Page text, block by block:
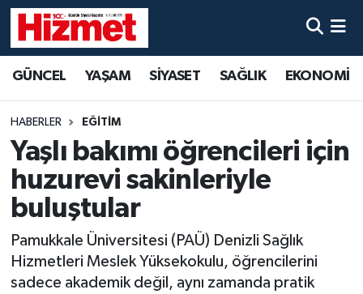
GÜNCEL YAŞAM SİYASET SAĞLIK EKONOMİ
HABERLER EĞİTİM
Yaşlı bakımı öğrencileri için
huzurevi sakinleriyle
buluştular
Pamukkale Üniversitesi (PAÜ) Denizli Sağlık
Hizmetleri Meslek Yüksekokulu, öğrencilerini
sadece akademik değil, aynı zamanda pratik
YAŞAM
SİYASET
SAĞLIK
KÜLTÜR SANAT
Denizli Hava Durumu
Denizli Trafik Yoğunluk Haritası
Süper Lig Puan Durumu ve Fikstür
Son Dakika Haberleri